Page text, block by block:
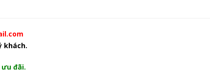
khách.
đãi.